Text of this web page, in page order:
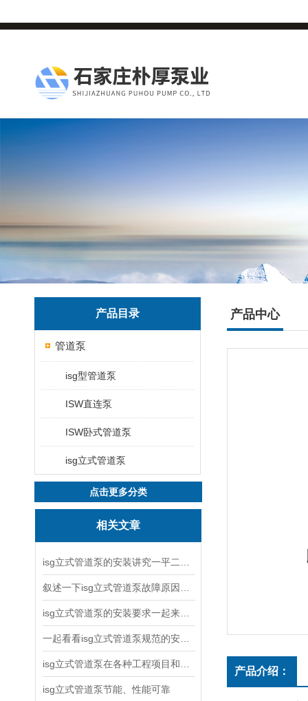
产品目录
管道泵
isg型管道泵
ISW直连泵
ISW卧式管道泵
isg立式管道泵
点击更多分类
相关文章
isg立式管道泵节能、性能可靠
产品中心
产品介绍：